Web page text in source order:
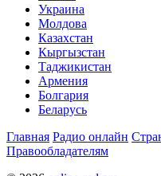
Украина
Молдова
Казахстан
Кыргызстан
Таджикистан
Армения
Болгария
Беларусь
Главная Радио онлайн
Правообладателям